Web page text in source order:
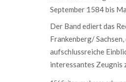
September 1584 bis
Der Band ediert das
Frankenberg/
aufschlussreiche
interessantes